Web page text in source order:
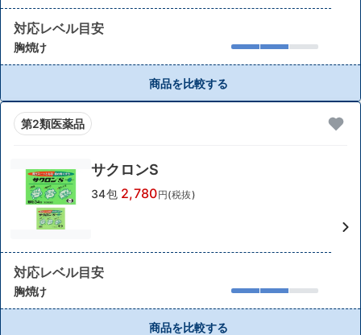
対応レベル目安
胸焼け
商品を比較する
第2類医薬品
サクロンS
34包 2,780円(税抜)
対応レベル目安
胸焼け
商品を比較する